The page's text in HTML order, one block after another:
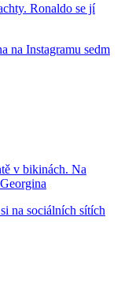
Ronaldo se jí
na Instagramu sedm
v bikinách. Na
na sociálních sítích